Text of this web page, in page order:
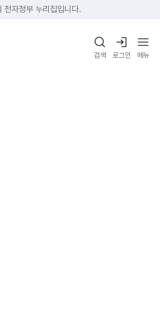
전자정부 누리집입니다.
검색 로그인 메뉴